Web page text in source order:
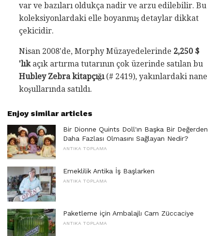
var ve bazıları oldukça nadir ve arzu edilebilir. Bu
koleksiyonlardaki elle boyanmış detaylar dikkat
çekicidir.
Nisan 2008'de, Morphy Müzayedelerinde 2,250 $
'lıkaçık artırma tutarının çok üzerinde satılan bu
Hubley Zebra kitapçığı(# 2419), yakınlardaki nane
koşullarında satıldı.
Enjoy similar articles
Bir Dionne Quints Doll'ın Başka Bir Değerden
Daha Fazlası Olmasını Sağlayan Nedir?
ANTIKA TOPLAMA
Emeklilik Antika İş Başlarken
ANTIKA TOPLAMA
Paketleme için Ambalajlı Cam Züccaciye
ANTIKA TOPLAMA